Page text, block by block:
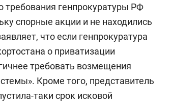
требования генпрокуратуры РФ
спорные акции и не находились
что если генпрокуратура
о приватизации
требовать возмещения
Кроме того, представитель
таки срок исковой